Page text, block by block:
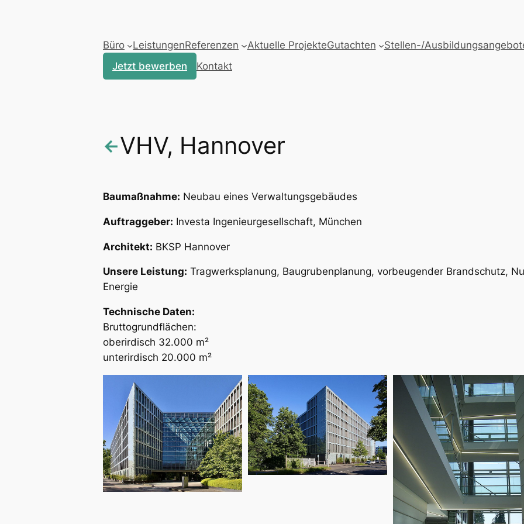
Büro LeistungenReferenzen Aktuelle ProjekteGutachten
Stellen-/
Jetzt bewerben
Kontakt
←VHV, Hannover
Baumaßnahme: Neubau eines Verwaltungsgebäudes
Auftraggeber: Investa Ingenieurgesellschaft, München
Architekt: BKSP Hannover
Unsere Leistung: Tragwerksplanung, Baugrubenplanung, vorbeugender Brandschutz,
Energie
Technische Daten:
Bruttogrundflächen:
oberirdisch 32.000 m²
unterirdisch 20.000 m²